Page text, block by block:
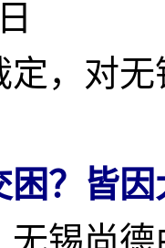
日
，对无
？皆因